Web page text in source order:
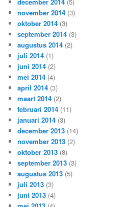
november 2014 (3)
oktober 2014 (3)
september 2014 (3)
augustus 2014 (2)
juli 2014 (1)
juni 2014 (2)
mei 2014 (4)
april 2014 (3)
maart 2014 (2)
februari 2014 (11)
januari 2014 (3)
december 2013 (14)
november 2013 (2)
oktober 2013 (8)
september 2013 (3)
augustus 2013 (5)
juli 2013 (3)
juni 2013 (4)